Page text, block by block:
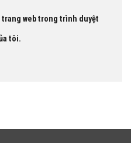
web trong trình duyệt
tôi.